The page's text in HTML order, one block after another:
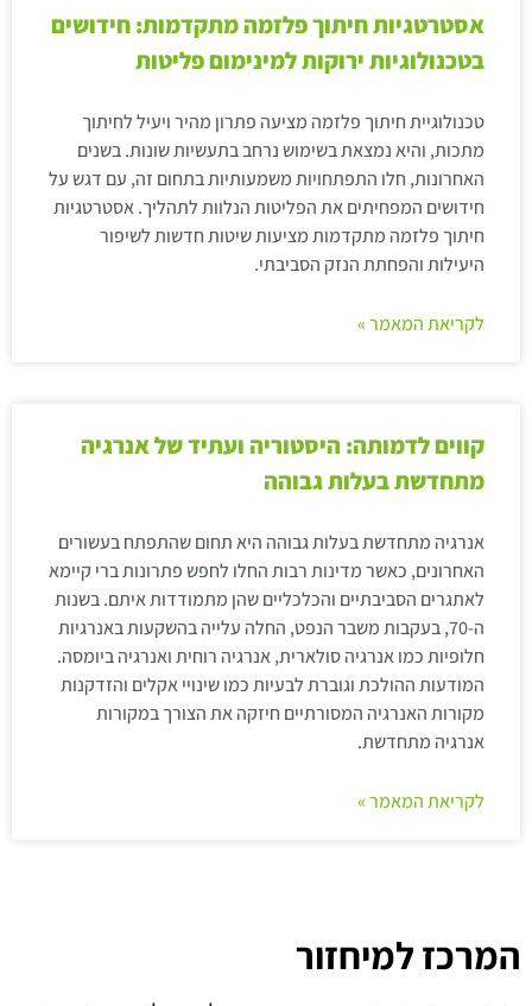
אסטרטגיות חיתוך פלזמה מתקדמות: חידושים
בטכנולוגיות ירוקות למינימום פליטות
טכנולוגיית חיתוך פלזמה מציעה פתרון מהיר ויעיל לחיתוך
מתכות, והיא נמצאת בשימוש נרחב בתעשיות שונות. בשנים
האחרונות, חלו התפתחויות משמעותיות בתחום זה, עם דגש על
חידושים המפחיתים את הפליטות הנלוות לתהליך. אסטרטגיות
חיתוך פלזמה מתקדמות מציעות שיטות חדשות לשיפור
היעילות והפחתת הנזק הסביבתי.
לקריאת המאמר »
קווים לדמותה: היסטוריה ועתיד של אנרגיה
מתחדשת בעלות גבוהה
אנרגיה מתחדשת בעלות גבוהה היא תחום שהתפתח בעשורים
האחרונים, כאשר מדינות רבות החלו לחפש פתרונות ברי קיימא
לאתגרים הסביבתיים והכלכליים שהן מתמודדות איתם. בשנות
ה-70, בעקבות משבר הנפט, החלה עלייה בהשקעות באנרגיות
חלופיות כמו אנרגיה סולארית, אנרגיה רוחית ואנרגיה ביומסה.
המודעות ההולכת וגוברת לבעיות כמו שינויי אקלים והזדקנות
מקורות האנרגיה המסורתיים חיזקה את הצורך במקורות
אנרגיה מתחדשת.
לקריאת המאמר »
המרכז למיחזור